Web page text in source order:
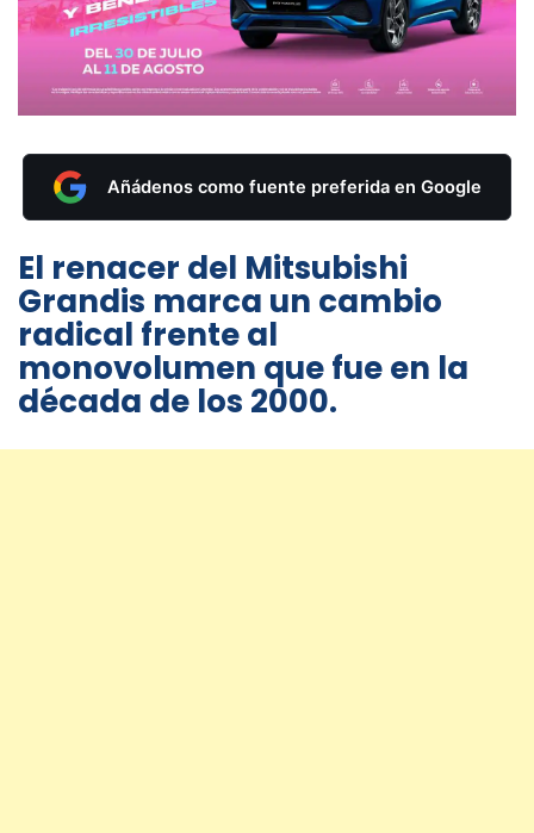
Añádenos como fuente preferida en Google
El renacer del Mitsubishi
Grandis marca un cambio
radical frente al
monovolumen que fue en la
década de los 2000.